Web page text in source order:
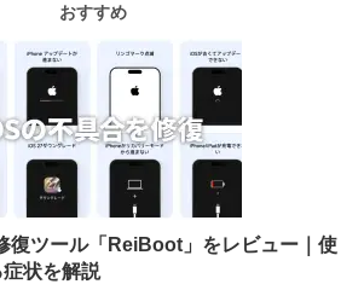
おすすめ
復ツール「ReiBoot」をレビュー｜使
状を解説